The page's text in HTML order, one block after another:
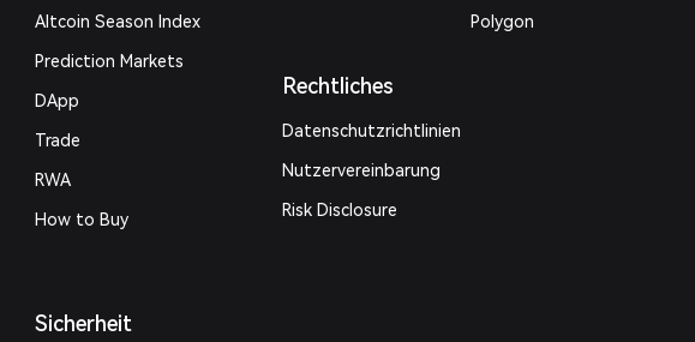
Altcoin Season Index
Prediction Markets
DApp
Trade
RWA
How to Buy
Sicherheit
Rechtliches
Datenschutzrichtlinien
Nutzervereinbarung
Risk Disclosure
Polygon